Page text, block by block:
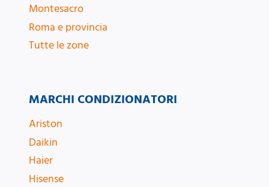
Montesacro
Roma e provincia
Tutte le zone
MARCHI CONDIZIONATORI
Ariston
Daikin
Haier
Hisense